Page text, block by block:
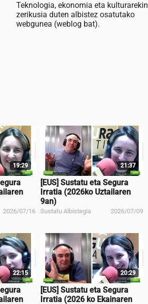
Teknologia, ekonomia eta kulturarekin
zerikusia duten albistez osatutako
webgunea (weblog bat).
19:29
2026/07/16
21:37
[EUS] Sustatu eta Segura
Irratia (2026ko Uztailaren
9an)
Sustatu Albistegia 2026/07/09
22:15 20:29
[EUS] Sustatu eta Segura
Irratia (2026 ko Ekainaren